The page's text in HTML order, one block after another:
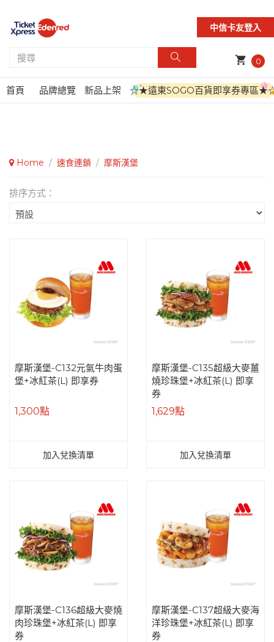
中信卡友登入
shopping_cart 0
首頁 品牌總覽 新品上架 ☆★遠東SOGO百貨即享券專區
Home / 速食連鎖 / 摩斯漢堡
排序方式：
摩斯漢堡-C132元氣牛肉蛋
堡+冰紅茶(L) 即享券
1,300點
加入兌換清單
摩斯漢堡-C135超級大麥薑
燒珍珠堡+冰紅茶(L) 即享
券
1,629點
加入兌換清單
摩斯漢堡-C136超級大麥燒
肉珍珠堡+冰紅茶(L) 即享
券
摩斯漢堡-C137超級大麥海
洋珍珠堡+冰紅茶(L) 即享
券